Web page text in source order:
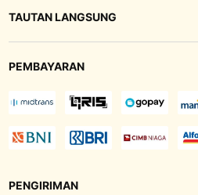
TAUTAN LANGSUNG
PEMBAYARAN
PENGIRIMAN